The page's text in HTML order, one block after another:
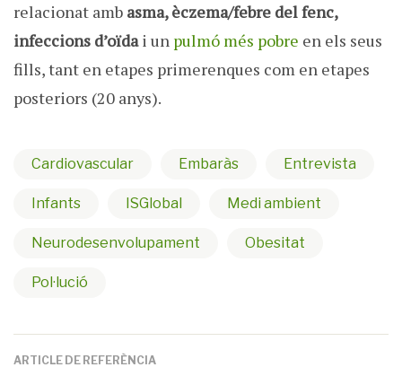
relacionat amb asma, èczema/febre del fenc,
infeccions d’oïdai un pulmó més pobre en els seus
fills, tant en etapes primerenques com en etapes
posteriors (20 anys).
Cardiovascular Embaràs Entrevista
Infants ISGlobal Medi ambient
Neurodesenvolupament Obesitat
Pol·lució
ARTICLE DE REFERÈNCIA